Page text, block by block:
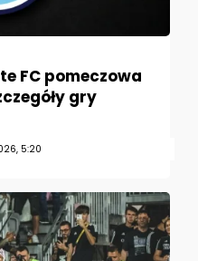
FC pomeczowa
gry
5:20